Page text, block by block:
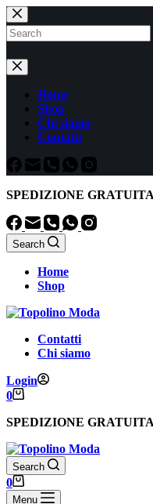
Salta
al
contenuto
Nessun
risultato
Home
Shop
Chi siamo
Contatti
SPEDIZIONE GRATUITA
Search
Home
Shop
Contatti
Chi siamo
Login
Carrello
0
SPEDIZIONE GRATUITA
Search
Carrello
0
Menu